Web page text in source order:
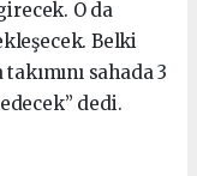
O da
Belki
sahada 3
dedi.